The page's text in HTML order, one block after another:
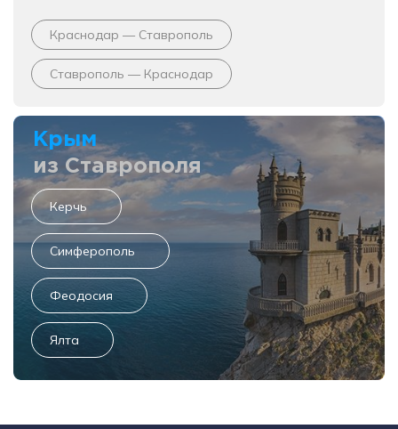
Краснодар — Ставрополь
Ставрополь — Краснодар
Крым
из Ставрополя
Керчь
Симферополь
Феодосия
Ялта